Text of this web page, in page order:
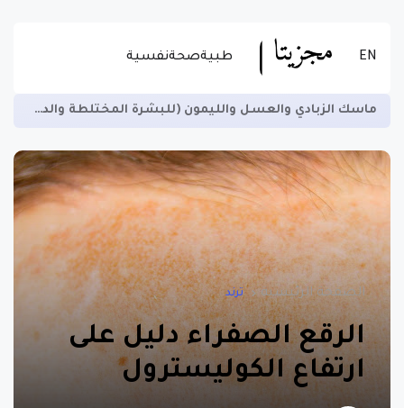
EN طبيةصحةنفسية
زيادة الخصوبة لدى الرجال ومنع العقم وتسهيل الهضم -اقرأ المزيد عن الاستخدام الصحيح للسمسم
الصفحة الرئيسية ترند
الرقع الصفراء دليل على
ارتفاع الكوليسترول